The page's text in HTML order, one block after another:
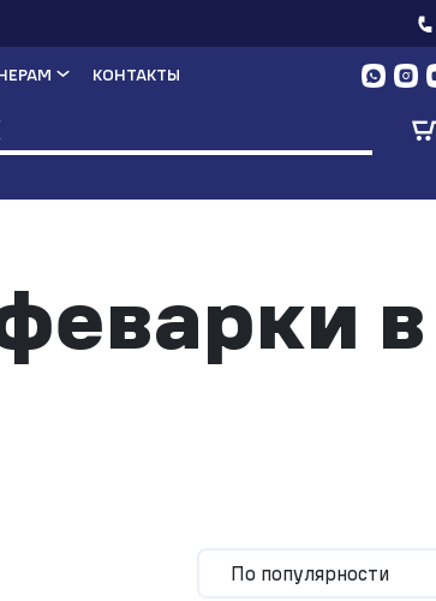
КОНТАКТЫ
в
По популярности